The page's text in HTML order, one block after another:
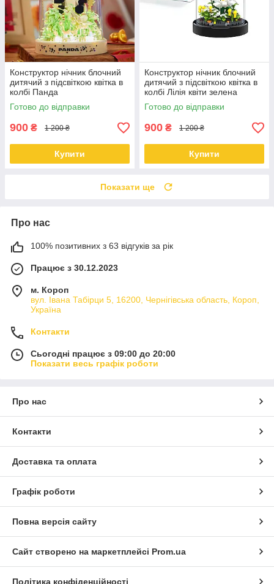
Конструктор нічник блочний
дитячий з підсвіткою квітка в
колбі Панда
Готово до відправки
900 ₴ 1 200 ₴
Купити
Конструктор нічник блочний
дитячий з підсвіткою квітка в
колбі Лілія квіти зелена
коробка
Готово до відправки
900 ₴ 1 200 ₴
Купити
Показати ще
Про нас
100% позитивних з 63 відгуків за рік
Працює з 30.12.2023
м. Короп
вул. Івана Табірци 5, 16200, Чернігівська область, Короп,
Україна
Контакти
Сьогодні працює з 09:00 до 20:00
Показати весь графік роботи
Про нас
Контакти
Доставка та оплата
Графік роботи
Повна версія сайту
Сайт створено на маркетплейсі Prom.ua
Політика конфіденційності